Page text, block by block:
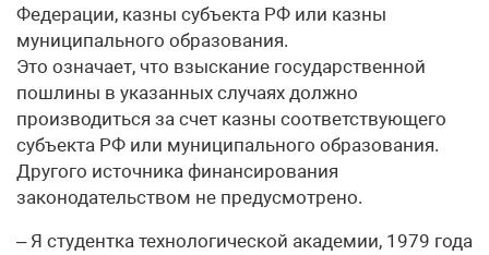
Федерации, казны субъекта РФ или казны
муниципального образования.
Это означает, что взыскание государственной
пошлины в указанных случаях должно
производиться за счет казны соответствующего
субъекта РФ или муниципального образования.
Другого источника финансирования
законодательством не предусмотрено.
– Я студентка технологической академии, 1979 года